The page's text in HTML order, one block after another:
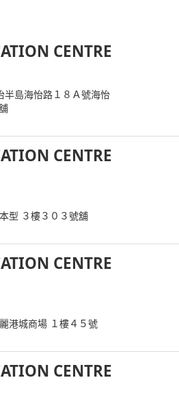
CENTRE
島海怡路１８Ａ號海怡
CENTRE
型 ３樓３０３號舖
CENTRE
港城商場 １樓４５號
CENTRE